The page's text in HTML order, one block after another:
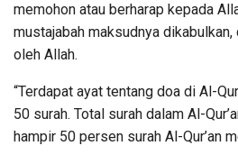
memohon atau berharap kepada
mustajabah maksudnya
oleh Allah.
“Terdapat ayat tentang doa di Al-
50 surah. Total surah dalam Al-
hampir 50 persen surah Al-Qur’an